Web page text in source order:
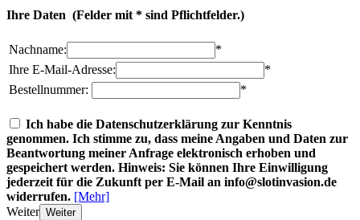
Ihre Daten (Felder mit * sind Pflichtfelder.)
Nachname:
*
Ihre E-Mail-Adresse:
*
Bestellnummer:
*
Ich habe die Datenschutzerklärung zur Kenntnis
genommen. Ich stimme zu, dass meine Angaben und Daten zur
Beantwortung meiner Anfrage elektronisch erhoben und
gespeichert werden. Hinweis: Sie können Ihre Einwilligung
jederzeit für die Zukunft per E-Mail an info@slotinvasion.de
widerrufen. [Mehr]
Weiter Weiter